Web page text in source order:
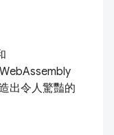
出令人驚豔的